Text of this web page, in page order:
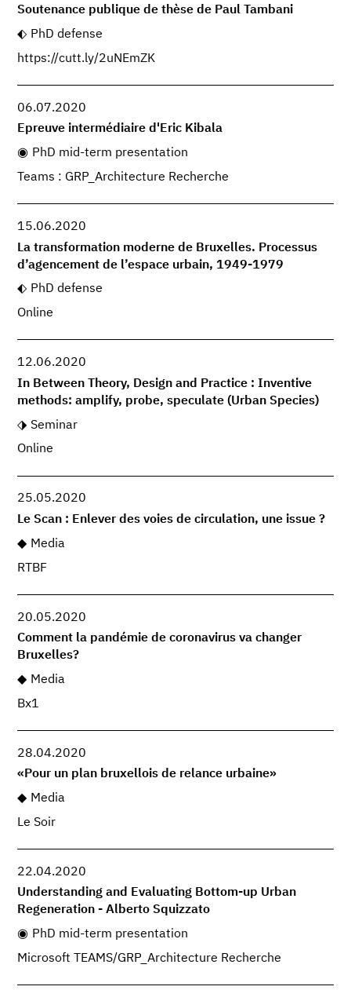
Soutenance publique de thèse de Paul Tambani
PhD defense
https://cutt.ly/2uNEmZK
06.07.2020
Epreuve intermédiaire d'Eric Kibala
PhD mid-term presentation
Teams : GRP_Architecture Recherche
15.06.2020
La transformation moderne de Bruxelles. Processus
d’agencement de l’espace urbain, 1949-1979
PhD defense
Online
12.06.2020
In Between Theory, Design and Practice : Inventive
methods: amplify, probe, speculate (Urban Species)
Seminar
Online
25.05.2020
Le Scan : Enlever des voies de circulation, une issue ?
Media
RTBF
20.05.2020
Comment la pandémie de coronavirus va changer
Bruxelles?
Media
Bx1
28.04.2020
«Pour un plan bruxellois de relance urbaine»
Media
Le Soir
22.04.2020
Understanding and Evaluating Bottom-up Urban
Regeneration - Alberto Squizzato
PhD mid-term presentation
Microsoft TEAMS/GRP_Architecture Recherche